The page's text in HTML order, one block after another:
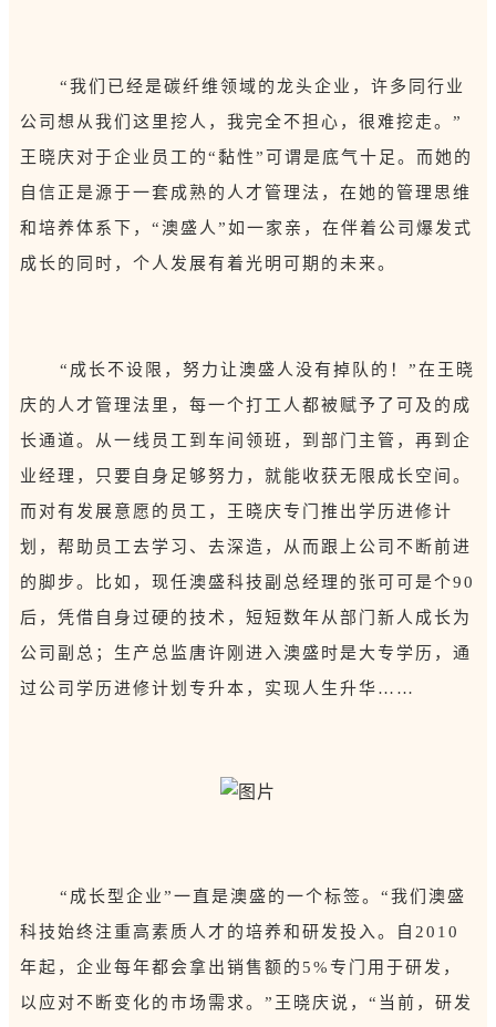
“我们已经是碳纤维领域的龙头企业，许多同行业
公司想从我们这里挖人，我完全不担心，很难挖走。”
王晓庆对于企业员工的“黏性”可谓是底气十足。而她的
自信正是源于一套成熟的人才管理法，在她的管理思维
和培养体系下，“澳盛人”如一家亲，在伴着公司爆发式
成长的同时，个人发展有着光明可期的未来。
“成长不设限，努力让澳盛人没有掉队的！”在王晓
庆的人才管理法里，每一个打工人都被赋予了可及的成
长通道。从一线员工到车间领班，到部门主管，再到企
业经理，只要自身足够努力，就能收获无限成长空间。
而对有发展意愿的员工，王晓庆专门推出学历进修计
划，帮助员工去学习、去深造，从而跟上公司不断前进
的脚步。比如，现任澳盛科技副总经理的张可可是个90
后，凭借自身过硬的技术，短短数年从部门新人成长为
公司副总；生产总监唐许刚进入澳盛时是大专学历，通
过公司学历进修计划专升本，实现人生升华……
“成长型企业”一直是澳盛的一个标签。“我们澳盛
科技始终注重高素质人才的培养和研发投入。自2010
年起，企业每年都会拿出销售额的5%专门用于研发，
以应对不断变化的市场需求。”王晓庆说，“当前，研发